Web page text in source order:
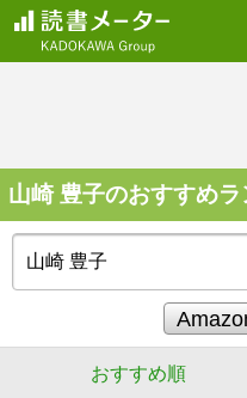
山崎 豊子のおすすめ
おすすめ順